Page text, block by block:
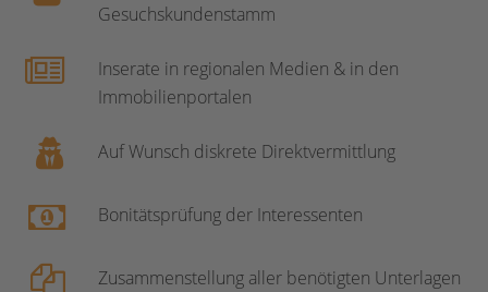
Gesuchskundenstamm
Inserate in regionalen Medien & in den
Immobilienportalen
Auf Wunsch diskrete Direktvermittlung
Bonitätsprüfung der Interessenten
Zusammenstellung aller benötigten Unterlagen